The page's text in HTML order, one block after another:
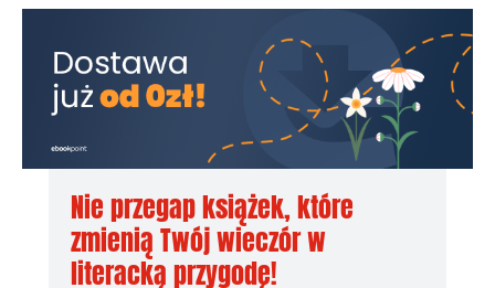
Nie przegap książek, które
zmienią Twój wieczór w
literacką przygodę!